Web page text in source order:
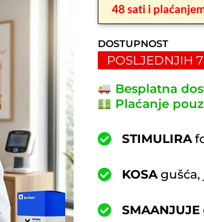
48 sati i
DOSTUPNOST
POSLJEDNJIH
Besplatna
Plaćanje
STIMULIRA
KOSAgušća,
SMAANJUJE